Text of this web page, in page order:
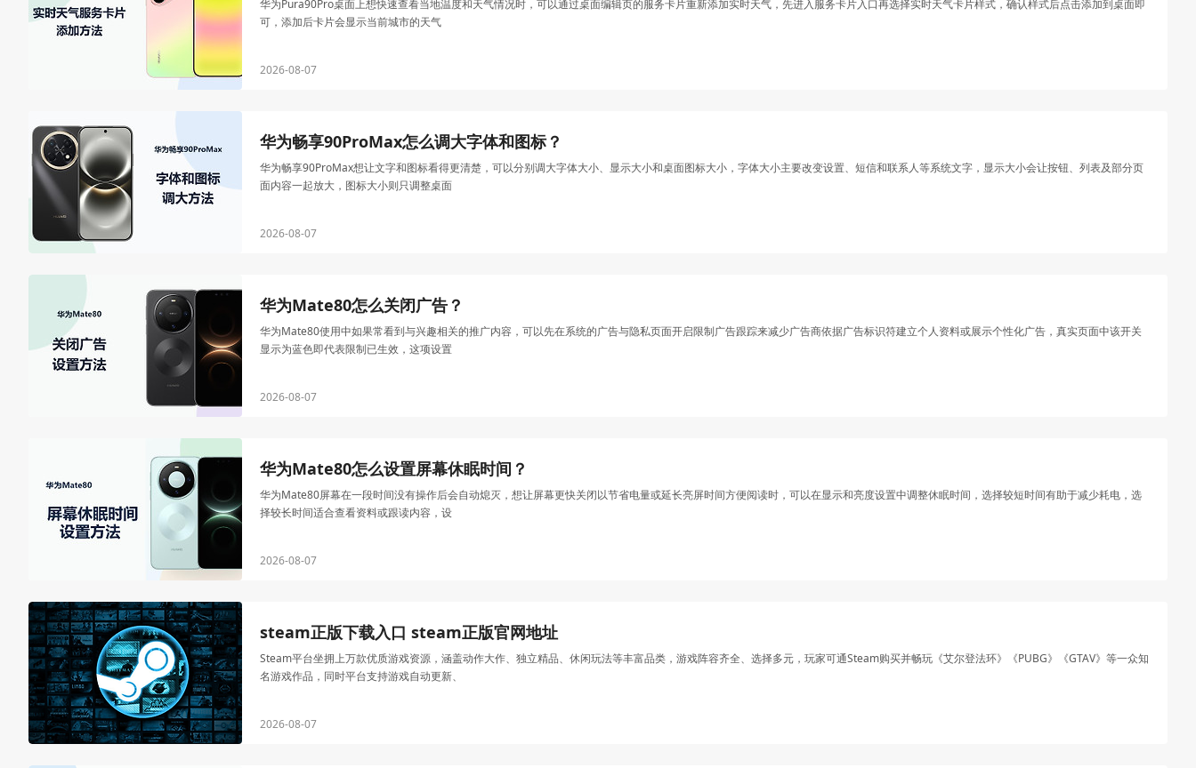
华为Pura90Pro桌面上想快速查看当地温度和天气情况时，可以通过桌面编辑页的服务卡片重新添加实时天气，先进入服务卡片入口再选择实时天气卡片样式，确认样式后点击添加到桌面即
可，添加后卡片会显示当前城市的天气
2026-08-07
华为畅享90ProMax怎么调大字体和图标？
华为畅享90ProMax想让文字和图标看得更清楚，可以分别调大字体大小、显示大小和桌面图标大小，字体大小主要改变设置、短信和联系人等系统文字，显示大小会让按钮、列表及部分页
面内容一起放大，图标大小则只调整桌面
2026-08-07
华为Mate80怎么关闭广告？
华为Mate80使用中如果常看到与兴趣相关的推广内容，可以先在系统的广告与隐私页面开启限制广告跟踪来减少广告商依据广告标识符建立个人资料或展示个性化广告，真实页面中该开关
显示为蓝色即代表限制已生效，这项设置
2026-08-07
华为Mate80怎么设置屏幕休眠时间？
华为Mate80屏幕在一段时间没有操作后会自动熄灭，想让屏幕更快关闭以节省电量或延长亮屏时间方便阅读时，可以在显示和亮度设置中调整休眠时间，选择较短时间有助于减少耗电，选
择较长时间适合查看资料或跟读内容，设
2026-08-07
steam正版下载入口 steam正版官网地址
Steam平台坐拥上万款优质游戏资源，涵盖动作大作、独立精品、休闲玩法等丰富品类，游戏阵容齐全、选择多元，玩家可通Steam购买并畅玩《艾尔登法环》《PUBG》《GTAV》等一众知
名游戏作品，同时平台支持游戏自动更新、
2026-08-07